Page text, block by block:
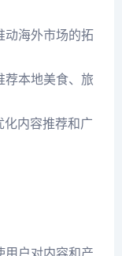
动海外市场的拓
荐本地美食、旅
化内容推荐和广